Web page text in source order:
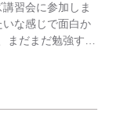
習会に参加しま
な感じで面白か
まだまだ勉強する